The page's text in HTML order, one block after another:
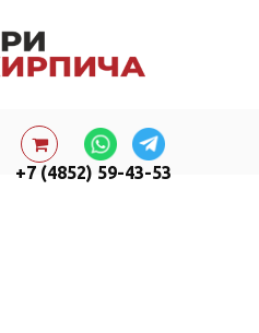
+7 (4852) 59-43-53